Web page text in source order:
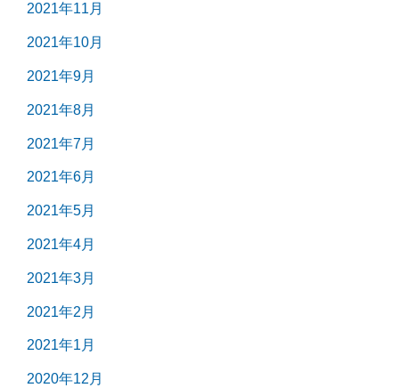
2021年11月
2021年10月
2021年9月
2021年8月
2021年7月
2021年6月
2021年5月
2021年4月
2021年3月
2021年2月
2021年1月
2020年12月